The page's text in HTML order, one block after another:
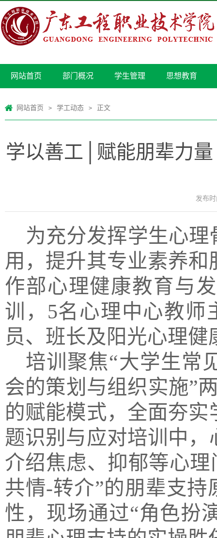
网站首页 部门概况 学生管理 思想教育
网站首页 > 学工动态 > 正文
学以善工│赋能朋辈力
发布时
为充分发挥学生心理
用，提升其专业素养和
作部心理健康教育与
训，5名心理中心教师
员、班长及阳光心理
培训聚焦“大学生常
会的策划与组织实施”
的赋能模式，全面夯实
题识别 与应对培训中 ，
介绍焦虑、抑郁等心理
共情-转介”的朋辈支持
性 ，现场通过“角色扮